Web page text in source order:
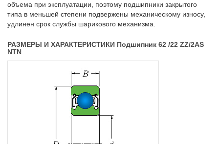
объема при эксплуатации, поэтому подшипники закрытого
типа в меньшей степени подвержены механическому износу,
удлинен срок службы шарикового механизма.
РАЗМЕРЫ И ХАРАКТЕРИСТИКИ Подшипник 62 /22 ZZ/2AS
NTN